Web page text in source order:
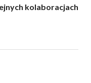
kolaboracjach